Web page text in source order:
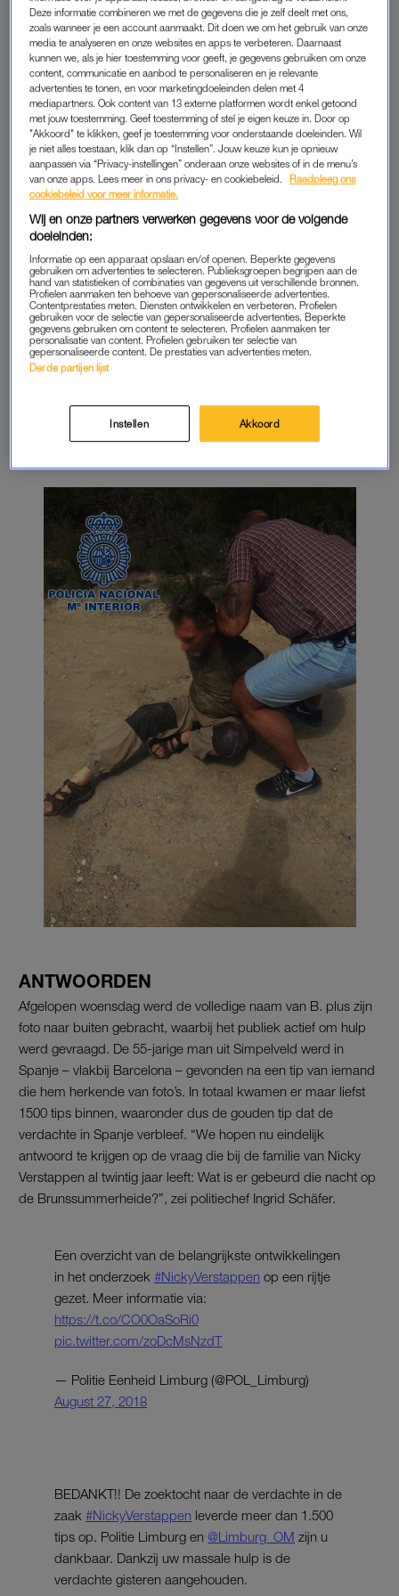
VOOR DE RECHTER
B. wordt volgens Spaanse media vandaag voorgeleid voor de
rechtbank in Barcelona. Als hij meewerkt, zou hij in de
komende dagen al aan Nederland kunnen worden
uitgeleverd. Binnen de Europese Unie is geregeld dat
personen via een relatief eenvoudige procedure kunnen
worden overgedragen tussen lidstaten.
ANTWOORDEN
Afgelopen woensdag werd de volledige naam van B. plus zijn
foto naar buiten gebracht, waarbij het publiek actief om hulp
werd gevraagd. De 55-jarige man uit Simpelveld werd in
Spanje – vlakbij Barcelona – gevonden na een tip van iemand
die hem herkende van foto’s. In totaal kwamen er maar liefst
1500 tips binnen, waaronder dus de gouden tip dat de
verdachte in Spanje verbleef. “We hopen nu eindelijk
antwoord te krijgen op de vraag die bij de familie van Nicky
Verstappen al twintig jaar leeft: Wat is er gebeurd die nacht op
de Brunssummerheide?”, zei politiechef Ingrid Schäfer.
Een overzicht van de belangrijkste ontwikkelingen
in het onderzoek #NickyVerstappen op een rijtje
gezet. Meer informatie via:
https://t.co/CO0OaSoRi0
pic.twitter.com/zoDcMsNzdT
— Politie Eenheid Limburg (@POL_Limburg)
August 27, 2018
BEDANKT!! De zoektocht naar de verdachte in de
zaak #NickyVerstappen leverde meer dan 1.500
tips op. Politie Limburg en ⁦ @Limburg_OM ⁩ zijn u
dankbaar. Dankzij uw massale hulp is de
verdachte gisteren aangehouden.
Deze informatie combineren we met de gegevens die je zelf deelt met ons,
zoals wanneer je een account aanmaakt. Dit doen we om het gebruik van onze
media te analyseren en onze websites en apps te verbeteren. Daarnaast
kunnen we, als je hier toestemming voor geeft, je gegevens gebruiken om onze
content, communicatie en aanbod te personaliseren en je relevante
advertenties te tonen, en voor marketingdoeleinden delen met 4
mediapartners. Ook content van 13 externe platformen wordt enkel getoond
met jouw toestemming. Geef toestemming of stel je eigen keuze in. Door op
"Akkoord" te klikken, geef je toestemming voor onderstaande doeleinden. Wil
je niet alles toestaan, klik dan op “Instellen”. Jouw keuze kun je opnieuw
aanpassen via “Privacy-instellingen” onderaan onze websites of in de menu’s
van onze apps. Lees meer in ons privacy- en cookiebeleid.
Raadpleeg ons
cookiebeleid voor meer informatie.
Wij en onze partners verwerken gegevens voor de volgende
doeleinden:
Informatie op een apparaat opslaan en/of openen. Beperkte gegevens
gebruiken om advertenties te selecteren. Publieksgroepen begrijpen aan de
hand van statistieken of combinaties van gegevens uit verschillende bronnen.
Profielen aanmaken ten behoeve van gepersonaliseerde advertenties.
Contentprestaties meten. Diensten ontwikkelen en verbeteren. Profielen
gebruiken voor de selectie van gepersonaliseerde advertenties. Beperkte
gegevens gebruiken om content te selecteren. Profielen aanmaken ter
personalisatie van content. Profielen gebruiken ter selectie van
gepersonaliseerde content. De prestaties van advertenties meten.
Derde partijen lijst
Instellen Akkoord